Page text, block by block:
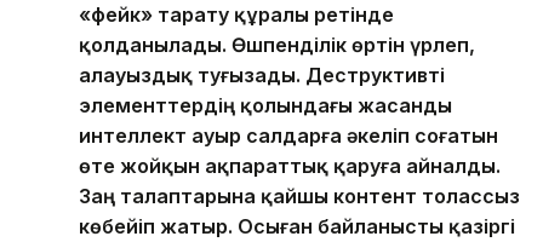
«фейк» тарату құралы ретінде
қолданылады. Өшпенділік өртін үрлеп,
алауыздық туғызады. Деструктивті
элементтердің қолындағы жасанды
интеллект ауыр салдарға әкеліп соғатын
өте жойқын ақпараттық қаруға айналды.
Заң талаптарына қайшы контент толассыз
көбейіп жатыр. Осыған байланысты қазіргі